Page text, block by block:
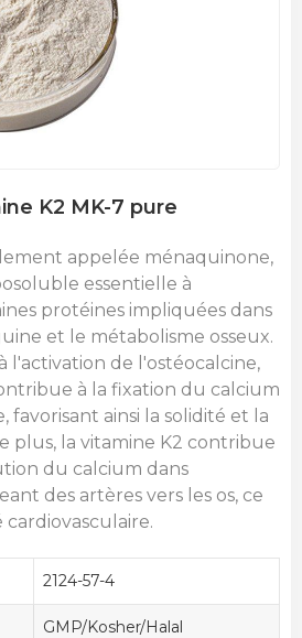
K2 MK-7 pure
appelée ménaquinone,
essentielle à
protéines impliquées dans
et le métabolisme osseux.
l'activation de l'ostéocalcine,
à la fixation du calcium
favorisant ainsi la solidité et la
plus, la vitamine K2 contribue
du calcium dans
des artères vers les os, ce
cardiovasculaire.
2124-57-4
GMP/Kosher/Halal